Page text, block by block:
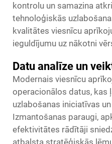
kontrolu un samazina
tehnoloģiskās
kvalitātes viesnīcu
ieguldījumu uz nākotni
Datu analīze un
Modernais viesnīcu
operacionālos datus, kas
uzlabošanas iniciatīvas
Izmantošanas paraugi,
efektivitātes rādītāji